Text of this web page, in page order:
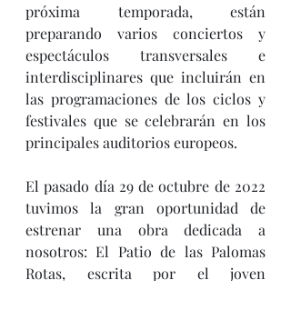
próxima temporada, están
preparando varios conciertos y
espectáculos transversales e
interdisciplinares que incluirán en
las programaciones de los ciclos y
festivales que se celebrarán en los
principales auditorios europeos.
El pasado día 29 de octubre de 2022
tuvimos la gran oportunidad de
estrenar una obra dedicada a
nosotros: El Patio de las Palomas
Rotas, escrita por el joven